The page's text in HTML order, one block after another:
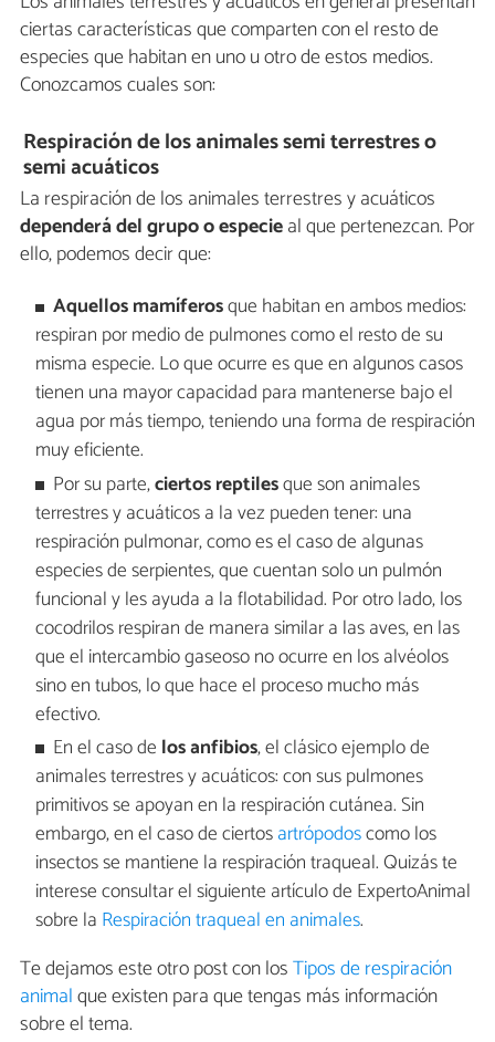
ciertas características que comparten con el resto de
especies que habitan en uno u otro de estos medios.
Conozcamos cuales son:
Respiración de los animales semi terrestres o
semi acuáticos
La respiración de los animales terrestres y acuáticos
dependerá del grupo o especieal que pertenezcan. Por
ello, podemos decir que:
Aquellos mamíferosque habitan en ambos medios:
respiran por medio de pulmones como el resto de su
misma especie. Lo que ocurre es que en algunos casos
tienen una mayor capacidad para mantenerse bajo el
agua por más tiempo, teniendo una forma de respiración
muy eficiente.
Por su parte,ciertos reptilesque son animales
terrestres y acuáticos a la vez pueden tener: una
respiración pulmonar, como es el caso de algunas
especies de serpientes, que cuentan solo un pulmón
funcional y les ayuda a la flotabilidad. Por otro lado, los
cocodrilos respiran de manera similar a las aves, en las
que el intercambio gaseoso no ocurre en los alvéolos
sino en tubos, lo que hace el proceso mucho más
efectivo.
En el caso de los anfibios, el clásico ejemplo de
animales terrestres y acuáticos: con sus pulmones
primitivos se apoyan en la respiración cutánea. Sin
embargo, en el caso de ciertosartrópodoscomo los
insectos se mantiene la respiración traqueal. Quizás te
interese consultar el siguiente artículo de ExpertoAnimal
sobre la Respiración traqueal en animales.
Te dejamos este otro post con losTipos de respiración
animalque existen para que tengas más información
sobre el tema.